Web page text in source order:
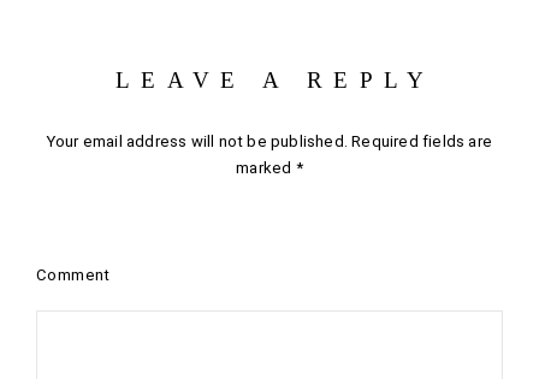
LEAVE A REPLY
Your email address will not be published. Required fields are
marked *
Comment